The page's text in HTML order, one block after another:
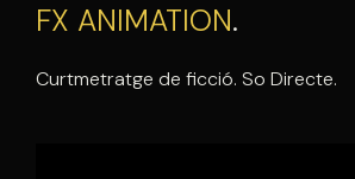
FX ANIMATION.
Curtmetratge de ficció. So Directe.